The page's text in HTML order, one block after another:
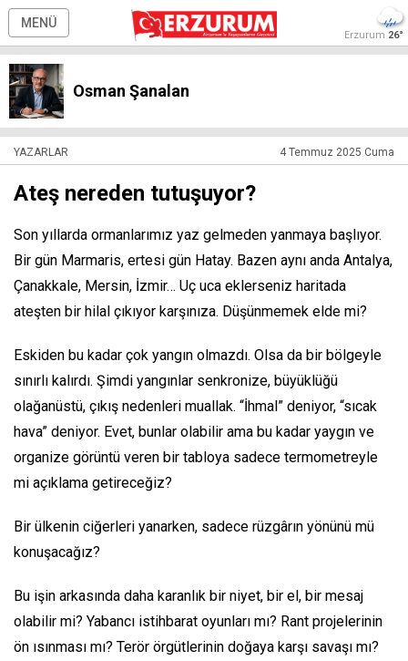
MENÜ
Erzurum 26°
Osman Şanalan
YAZARLAR 4 Temmuz 2025 Cuma
Ateş nereden tutuşuyor?
Son yıllarda ormanlarımız yaz gelmeden yanmaya başlıyor.
Bir gün Marmaris, ertesi gün Hatay. Bazen aynı anda Antalya,
Çanakkale, Mersin, İzmir… Uç uca eklerseniz haritada
ateşten bir hilal çıkıyor karşınıza. Düşünmemek elde mi?
Eskiden bu kadar çok yangın olmazdı. Olsa da bir bölgeyle
sınırlı kalırdı. Şimdi yangınlar senkronize, büyüklüğü
olağanüstü, çıkış nedenleri muallak. “İhmal” deniyor, “sıcak
hava” deniyor. Evet, bunlar olabilir ama bu kadar yaygın ve
organize görüntü veren bir tabloya sadece termometreyle
mi açıklama getireceğiz?
Bir ülkenin ciğerleri yanarken, sadece rüzgârın yönünü mü
konuşacağız?
Bu işin arkasında daha karanlık bir niyet, bir el, bir mesaj
olabilir mi? Yabancı istihbarat oyunları mı? Rant projelerinin
ön ısınması mı? Terör örgütlerinin doğaya karşı savaşı mı?